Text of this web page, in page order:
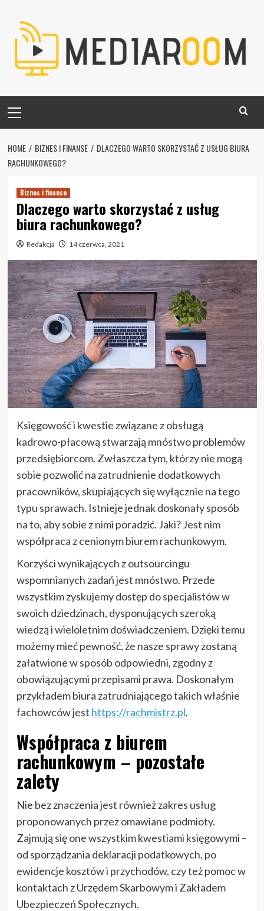
content
Menu
HOME BIZNES I FINANSE
DLACZEGO WARTO SKORZYSTAĆ Z USŁUG BIURA
RACHUNKOWEGO?
Biznes i finanse
Dlaczego warto skorzystać z usług
biura rachunkowego?
Redakcja 14 czerwca, 2021
Księgowość i kwestie związane z obsługą
kadrowo-płacową stwarzają mnóstwo problemów
przedsiębiorcom. Zwłaszcza tym, którzy nie mogą
sobie pozwolić na zatrudnienie dodatkowych
pracowników, skupiających się wyłącznie na tego
typu sprawach. Istnieje jednak doskonały sposób
na to, aby sobie z nimi poradzić. Jaki? Jest nim
współpraca z cenionym biurem rachunkowym.
Korzyści wynikających z outsourcingu
wspomnianych zadań jest mnóstwo. Przede
wszystkim zyskujemy dostęp do specjalistów w
swoich dziedzinach, dysponujących szeroką
wiedzą i wieloletnim doświadczeniem. Dzięki temu
możemy mieć pewność, że nasze sprawy zostaną
załatwione w sposób odpowiedni, zgodny z
obowiązującymi przepisami prawa. Doskonałym
przykładem biura zatrudniającego takich właśnie
fachowców jest https://rachmistrz.pl.
Współpraca z biurem
rachunkowym – pozostałe
zalety
Nie bez znaczenia jest również zakres usług
proponowanych przez omawiane podmioty.
Zajmują się one wszystkim kwestiami księgowymi –
od sporządzania deklaracji podatkowych, po
ewidencje kosztów i przychodów, czy też pomoc w
kontaktach z Urzędem Skarbowym i Zakładem
Ubezpieczeń Społecznych.